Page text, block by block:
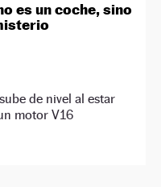
es un coche, sino
de nivel al estar
motor V16